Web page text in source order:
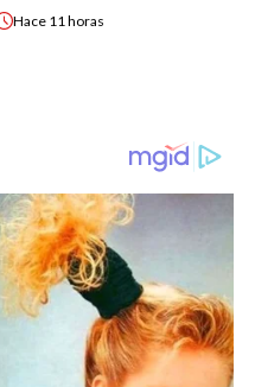
Hace 11 horas